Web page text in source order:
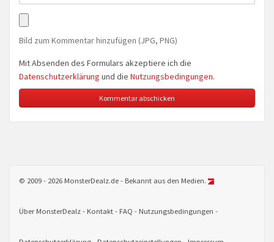
Bild zum Kommentar hinzufügen (JPG, PNG)
Mit Absenden des Formulars akzeptiere ich die
Datenschutzerklärung und die Nutzungsbedingungen.
© 2009 - 2026 MonsterDealz.de - Bekannt aus den Medien.
Über MonsterDealz Kontakt FAQ Nutzungsbedingungen